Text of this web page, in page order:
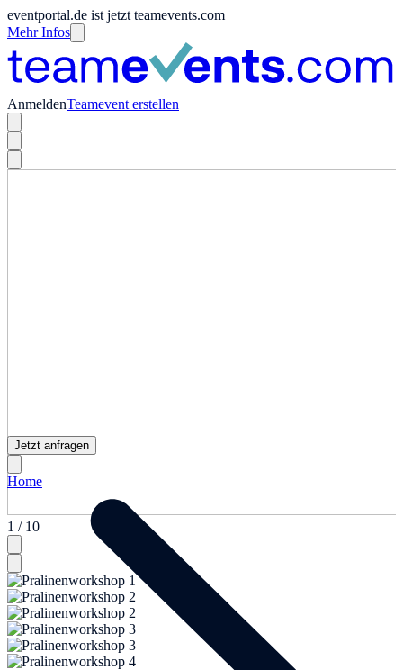
eventportal.de ist jetzt teamevents.com
Mehr Infos
AnmeldenTeamevent erstellen
1 / 10
Jetzt anfragen
Home